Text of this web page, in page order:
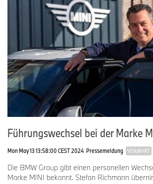
Führungswechsel bei der Marke
Mon May 13 13:58:00 CEST 2024 Pressemeldung VERJÄHRT
Die BMW Group gibt einen personellen
Marke MINI bekannt. Stefan Richmann